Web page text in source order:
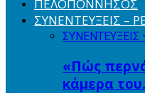
ΠΕΛΟΠΟΝΝΗΣΟΣ
ΣΥΝΕΝΤΕΥΞΕΙΣ –
«Πώς
κάμερα